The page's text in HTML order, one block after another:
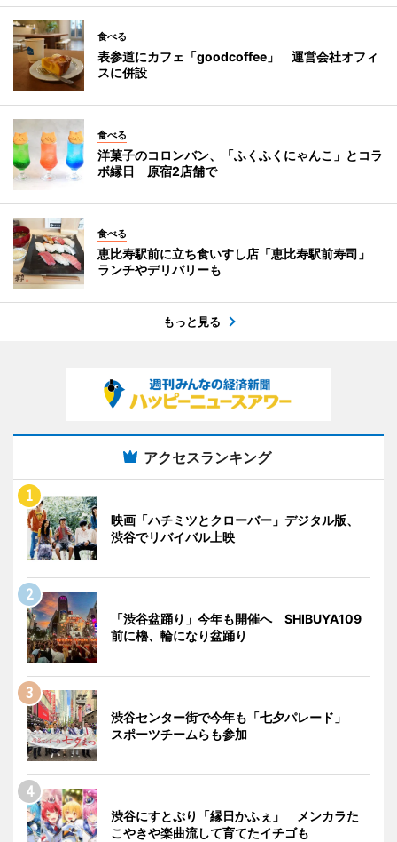
食べる
表参道にカフェ「goodcoffee」 運営会社オフィ
スに併設
食べる
洋菓子のコロンバン、「ふくふくにゃんこ」とコラ
ボ縁日 原宿2店舗で
食べる
恵比寿駅前に立ち食いすし店「恵比寿駅前寿司」
ランチやデリバリーも
もっと見る
アクセスランキング
映画「ハチミツとクローバー」デジタル版、
渋谷でリバイバル上映
「渋谷盆踊り」今年も開催へ SHIBUYA109
前に櫓、輪になり盆踊り
渋谷センター街で今年も「七夕パレード」
スポーツチームらも参加
渋谷にすとぷり「縁日かふぇ」 メンカラた
こやきや楽曲流して育てたイチゴも